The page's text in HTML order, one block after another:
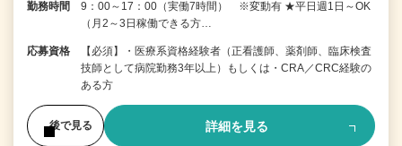
勤務時間
9：00～17：00（実働7時間） ※変動有 ★平日週1日～OK
（月2～3日稼働できる方…
応募資格
【必須】・医療系資格経験者（正看護師、薬剤師、臨床検査
技師として病院勤務3年以上）もしくは・CRA／CRC経験の
ある方
後で見る 詳細を見る